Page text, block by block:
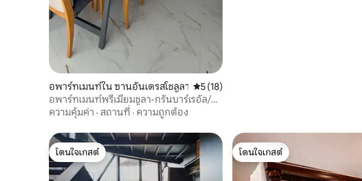
อพาร์ทเมนท์ใน ซานอันเดรสโชลูลา คะแนนเฉลี่ย 5 จาก 5, 18 รีวิว
5 (18)
อพาร์ทเมนท์พรีเมียมชูลา-กรันบาร์เรอัล/
โชลูลา
ความคุ้มค่า · สถานที่ · ความถูกต้อง
โดนใจเกสต์
โดนใจเกสต์
โดนใจเกสต์
โดนใจเกสต์